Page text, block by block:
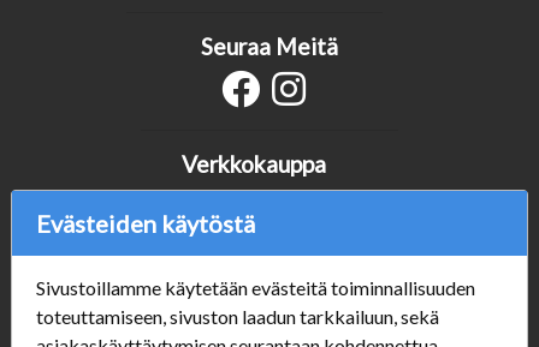
Verkkokauppa
#porvoonsithlord
Tilaus- ja toimitusehdot
ALE TUOTTEET
Mannerheiminkatu 10
Seuraa Meitä
Evästeiden käytöstä
Sivustoillamme käytetään evästeitä toiminnallisuuden
toteuttamiseen, sivuston laadun tarkkailuun, sekä